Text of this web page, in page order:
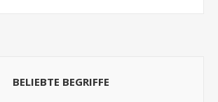
BELIEBTE BEGRIFFE